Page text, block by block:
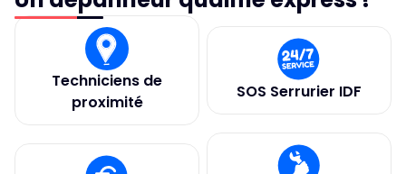
Techniciens de
proximité
SOS Serrurier IDF